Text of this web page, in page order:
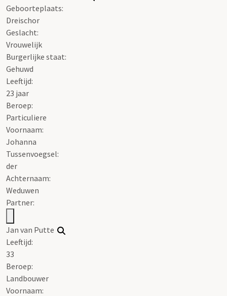
Geboorteplaats:
Dreischor
Geslacht:
Vrouwelijk
Burgerlijke staat:
Gehuwd
Leeftijd:
23 jaar
Beroep:
Particuliere
Voornaam:
Johanna
Tussenvoegsel:
der
Achternaam:
Weduwen
Partner:
Jan van Putte
Leeftijd:
33
Beroep:
Landbouwer
Voornaam: